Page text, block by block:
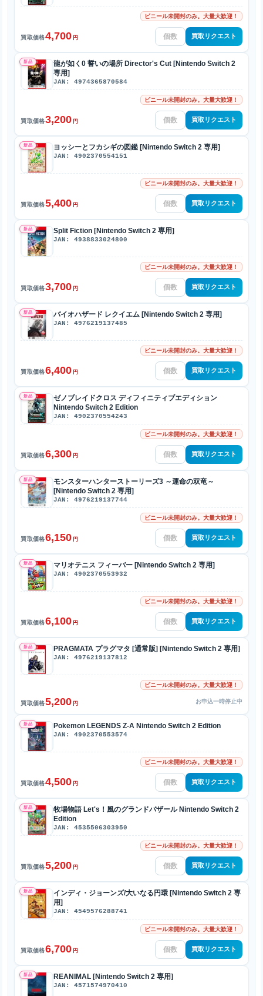
ビニール未開封のみ。大量大歓迎！
買取価格4,700 円 買取リクエスト
新品
龍が如く0 誓いの場所 Director's Cut [Nintendo Switch 2
専用]
JAN: 4974365870584
ビニール未開封のみ。大量大歓迎！
買取価格3,200 円 買取リクエスト
新品 ヨッシーとフカシギの図鑑 [Nintendo Switch 2 専用]
JAN: 4902370554151
ビニール未開封のみ。大量大歓迎！
買取価格5,400 円 買取リクエスト
新品 Split Fiction [Nintendo Switch 2 専用]
JAN: 4938833024800
ビニール未開封のみ。大量大歓迎！
買取価格3,700 円 買取リクエスト
新品 バイオハザード レクイエム [Nintendo Switch 2 専用]
JAN: 4976219137485
ビニール未開封のみ。大量大歓迎！
買取価格6,400 円 買取リクエスト
新品
ゼノブレイドクロス ディフィニティブエディション
Nintendo Switch 2 Edition
JAN: 4902370554243
ビニール未開封のみ。大量大歓迎！
買取価格6,300 円 買取リクエスト
新品
モンスターハンターストーリーズ3 ～運命の双竜～
[Nintendo Switch 2 専用]
JAN: 4976219137744
ビニール未開封のみ。大量大歓迎！
買取価格6,150 円 買取リクエスト
新品 マリオテニス フィーバー [Nintendo Switch 2 専用]
JAN: 4902370553932
ビニール未開封のみ。大量大歓迎！
買取価格6,100 円 買取リクエスト
新品 PRAGMATA プラグマタ [通常版] [Nintendo Switch 2 専用]
JAN: 4976219137812
ビニール未開封のみ。大量大歓迎！
買取価格5,200 円 お申込一時停止中
新品 Pokemon LEGENDS Z-A Nintendo Switch 2 Edition
JAN: 4902370553574
ビニール未開封のみ。大量大歓迎！
買取価格4,500 円 買取リクエスト
新品
牧場物語 Let's！風のグランドバザール Nintendo Switch 2
Edition
JAN: 4535506303950
ビニール未開封のみ。大量大歓迎！
買取価格5,200 円 買取リクエスト
新品
インディ・ジョーンズ/大いなる円環 [Nintendo Switch 2 専
用]
JAN: 4549576288741
ビニール未開封のみ。大量大歓迎！
買取価格6,700 円 買取リクエスト
新品 REANIMAL [Nintendo Switch 2 専用]
JAN: 4571574970410